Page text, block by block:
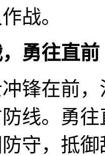
战。
勇往直前
锋在前
线。勇
守，抵